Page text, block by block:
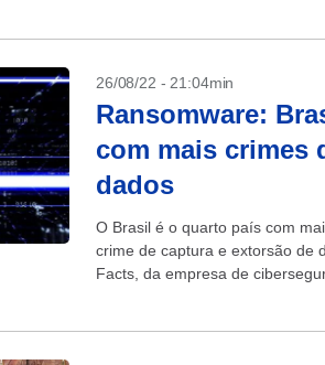
26/08/22 - 21:04min
Ransomware:
com mais crimes
dados
O Brasil é o quarto país com
crime de captura e extorsão de
Facts, da empresa de